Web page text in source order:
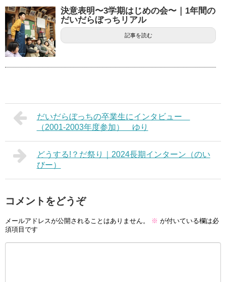
決意表明〜3学期はじめの会〜｜1年間の
だいだらぼっちリアル
記事を読む
だいだらぼっちの卒業生にインタビュー
（2001-2003年度参加） ゆり
どうする!？だ祭り｜2024長期インターン（のい
びー）
コメントをどうぞ
メールアドレスが公開されることはありません。 ※ が付いている欄は必
須項目です